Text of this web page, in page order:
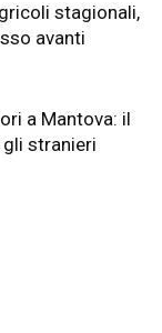
stagionali,
avanti
a Mantova: il
stranieri